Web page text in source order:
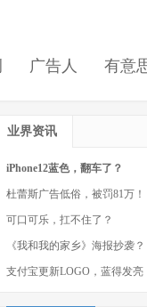
广告人 有意
业界资讯
iPhone12蓝色，翻车了？
杜蕾斯广告低俗，被罚81万！
可口可乐，扛不住了？
《我和我的家乡》海报抄袭？
支付宝更新LOGO，蓝得发亮